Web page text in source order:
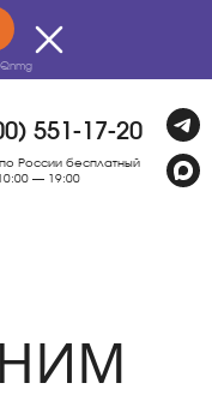
551-17-20
России бесплатный
— 19:00